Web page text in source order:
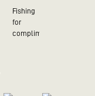
Fishing
for
compliments